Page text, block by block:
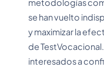
metodologías
se han vuelto
y maximizar la
de
interesados a